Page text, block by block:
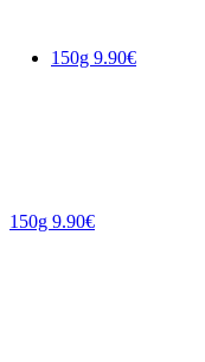
150g 9.90€
150g 9.90€